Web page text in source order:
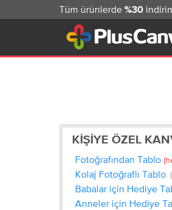
Tüm ürünlerde %30
KIŞIYE ÖZEL
Fotoğrafından Tablo
Kolaj Fotoğraflı Tablo
Babalar için Hediye
Anneler için Hediye